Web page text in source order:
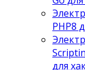
PHP8
для